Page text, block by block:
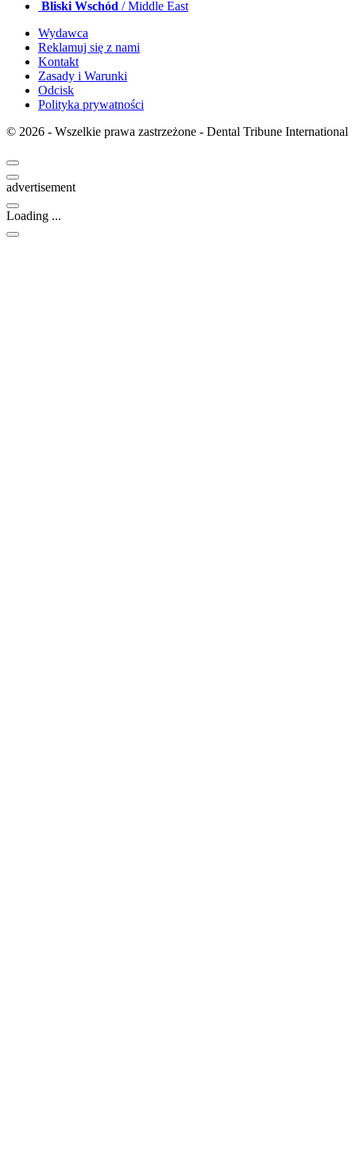
Bliski Wschód / Middle East
Wydawca
Reklamuj się z nami
Kontakt
Zasady i Warunki
Odcisk
Polityka prywatności
© 2026 - Wszelkie prawa zastrzeżone - Dental Tribune International
advertisement
Loading ...